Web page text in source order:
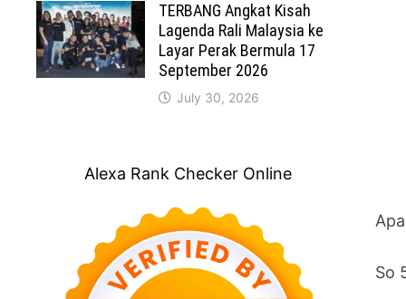
So
TERBANG Angkat Kisah
Lagenda Rali Malaysia ke
Layar Perak Bermula 17
September 2026
July 30, 2026
Alexa Rank Checker Online